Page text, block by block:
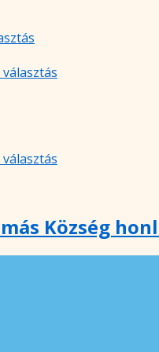
Község